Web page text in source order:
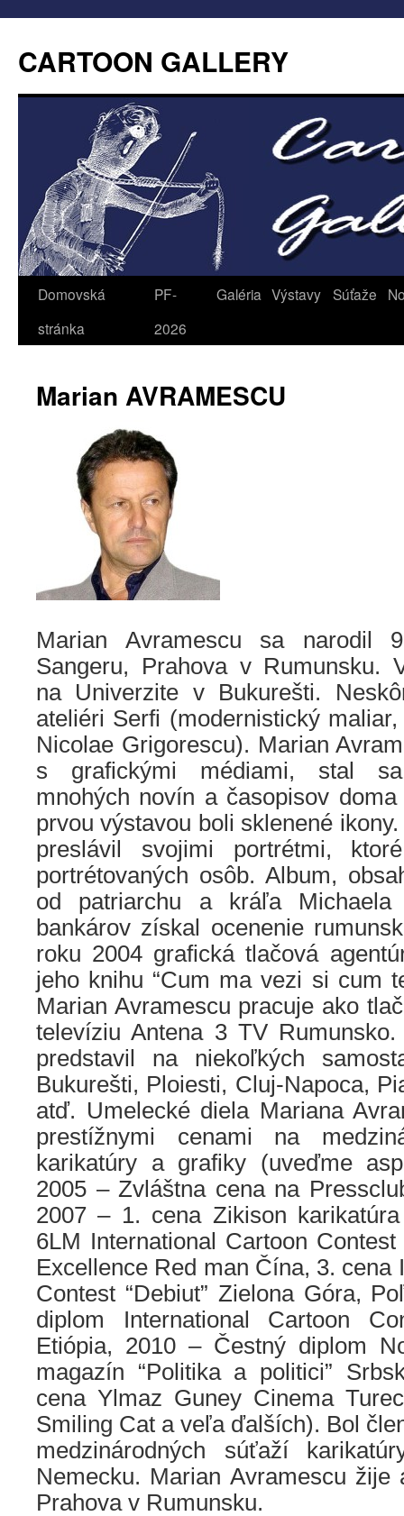
CARTOON GALLERY
Domovská
stránka
PF-
2026
Galéria Výstavy Súťaže
Marian AVRAMESCU
Marian Avramescu sa narodil
Sangeru, Prahova v Rumunsku.
na Univerzite v Bukurešti.
ateliéri Serfi (modernistický
Nicolae Grigorescu). Marian
s grafickými médiami, stal sa
mnohých novín a časopisov
prvou výstavou boli sklenené
preslávil svojimi portrétmi,
portrétovaných osôb. Album,
od patriarchu a kráľa Michaela
bankárov získal ocenenie
roku 2004 grafická tlačová
jeho knihu “Cum ma vezi si cum
Marian Avramescu pracuje ako
televíziu Antena 3 TV
predstavil na niekoľkých
Bukurešti, Ploiesti, Cluj-Napoca,
atď. Umelecké diela Mariana
prestížnymi cenami na
karikatúry a grafiky (uveďme
2005 – Zvláštna cena na
2007 – 1. cena Zikison
6LM International Cartoon
Excellence Red man Čína, 3. cena
Contest “Debiut” Zielona Góra,
diplom International Cartoon
Etiópia, 2010 – Čestný diplom
magazín “Politika a politici”
cena Ylmaz Guney Cinema
Smiling Cat a veľa ďalších). Bol
medzinárodných súťaží
Nemecku. Marian Avramescu žije
Prahova v Rumunsku.